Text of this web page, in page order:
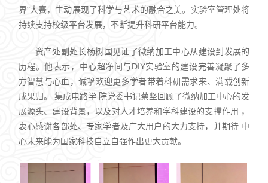
界"大赛，生动展现了科学与艺术的融合之美。实验室管理处将
持续支持校级平台发展，不断提升科研平台能力。
资产处副处长杨树国见证了微纳加工中心从建设到发展的
历程。他表示，中心超净间与DIY实验室的建设完善凝聚了多
方智慧与心血，诚挚欢迎更多学者带着科研需求来、满载创新
成果归。 集成电路学 院党委书记蔡坚回顾了微纳加工中心的发
展源头、建设背景，以及对人才培养和学科建设的支撑作用 ，
衷心感谢各部处、专家学者及广大用户的大力支持，并期待 中
心未来能为国家科技自立自强作出更大贡献。